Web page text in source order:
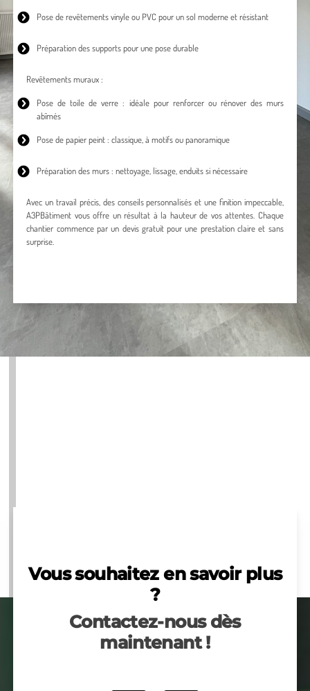
Pose de revêtements vinyleou PVC pour un sol moderne et résistant
Préparation des supports pour une pose durable
Revêtements muraux :
Pose de toile de verre : idéale pour renforcer ou rénover des murs
abîmés
Pose de papier peint: classique, à motifs ou panoramique
Préparation des murs : nettoyage, lissage, enduits si nécessaire
Avec un travail précis, des conseils personnalisés et une finition impeccable,
A3PBâtiment vous offre un résultat à la hauteur de vos attentes. Chaque
chantier commence par un devis gratuit pour une prestation claire et sans
surprise.
Vous souhaitez en savoir plus
?
Contactez-nous dès
maintenant !